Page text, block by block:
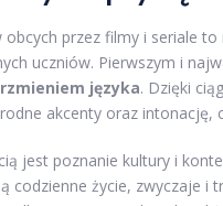
obcych przez filmy i seriale
uczniów. Pierwszym i
języka. Dzięki
akcenty oraz
jest poznanie kultury i
codzienne życie, zwyczaje i